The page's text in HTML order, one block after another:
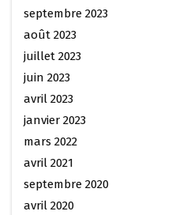
septembre 2023
août 2023
juillet 2023
juin 2023
avril 2023
janvier 2023
mars 2022
avril 2021
septembre 2020
avril 2020